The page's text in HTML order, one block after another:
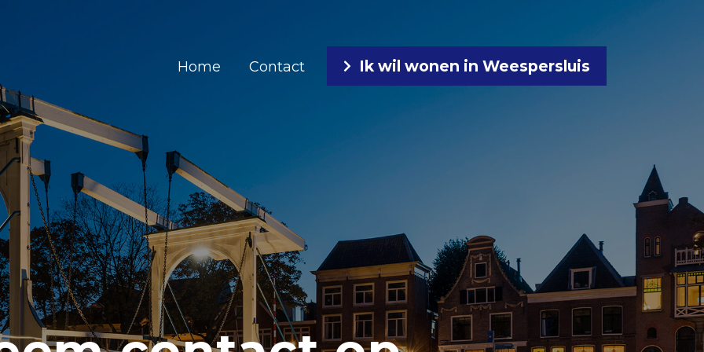
Home Contact Ik wil wonen in Weespersluis